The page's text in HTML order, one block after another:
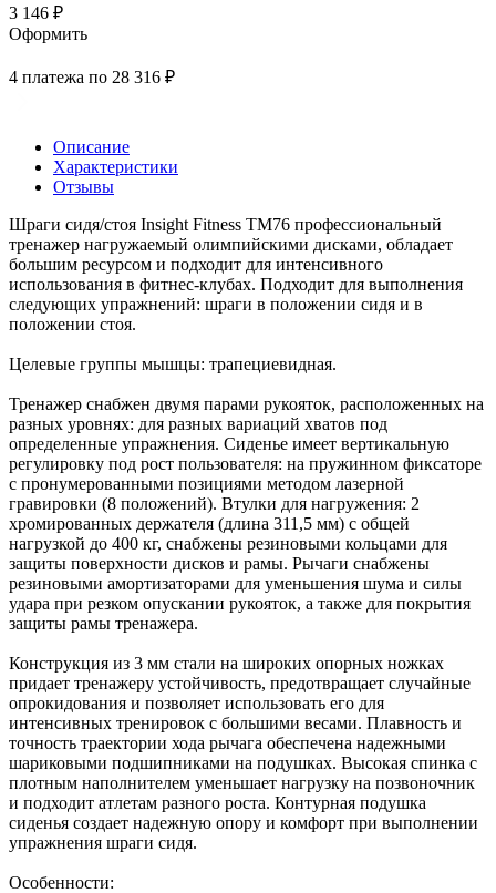
3 146 ₽
Оформить
4 платежа по 28 316 ₽
Описание
Характеристики
Отзывы
Шраги сидя/стоя Insight Fitness TM76 профессиональный
тренажер нагружаемый олимпийскими дисками, обладает
большим ресурсом и подходит для интенсивного
использования в фитнес-клубах. Подходит для выполнения
следующих упражнений: шраги в положении сидя и в
положении стоя.
Целевые группы мышцы: трапециевидная.
Тренажер снабжен двумя парами рукояток, расположенных на
разных уровнях: для разных вариаций хватов под
определенные упражнения. Сиденье имеет вертикальную
регулировку под рост пользователя: на пружинном фиксаторе
с пронумерованными позициями методом лазерной
гравировки (8 положений). Втулки для нагружения: 2
хромированных держателя (длина 311,5 мм) с общей
нагрузкой до 400 кг, снабжены резиновыми кольцами для
защиты поверхности дисков и рамы. Рычаги снабжены
резиновыми амортизаторами для уменьшения шума и силы
удара при резком опускании рукояток, а также для покрытия
защиты рамы тренажера.
Конструкция из 3 мм стали на широких опорных ножках
придает тренажеру устойчивость, предотвращает случайные
опрокидования и позволяет использовать его для
интенсивных тренировок с большими весами. Плавность и
точность траектории хода рычага обеспечена надежными
шариковыми подшипниками на подушках. Высокая спинка с
плотным наполнителем уменьшает нагрузку на позвоночник
и подходит атлетам разного роста. Контурная подушка
сиденья создает надежную опору и комфорт при выполнении
упражнения шраги сидя.
Особенности: